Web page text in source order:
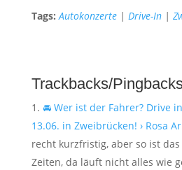
Tags: Autokonzerte| Drive-In|
Trackbacks/
🚘 Wer ist der Fahrer? Drive
13.06. in Zweibrücken! › Rosa
recht kurzfristig, aber so ist
Zeiten, da läuft nicht alles wie